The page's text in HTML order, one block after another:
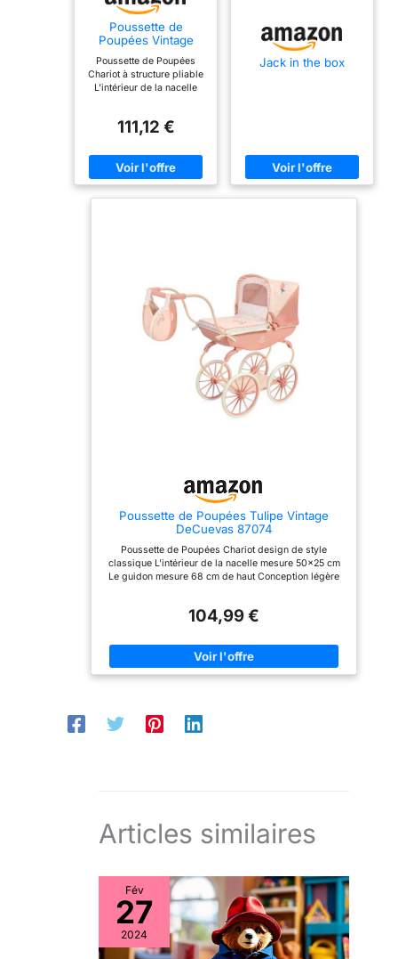
vintage : adoptez
la nostalgie avec
étiquette de
poignet et le logo
Midge classique
touche de
charme rétro à
votre collection.
Complément de
collection parfait :
que vous soyez
un fan de longue
date ou un
nouveau
Midge est le
complément idéal
à toute
collection,
célébrant
l'héritage durable
personnage
bien-aimé.
Poussette de
Poupées Vintage
Toys 80044,
80x42x81 cm
Poussette de Poupées
Chariot à structure pliable
L'intérieur de la nacelle
guidon mesure 81 cm de
111,12 €
Jack in the box
Poussette de Poupées Tulipe Vintage
DeCuevas 87074
Poussette de Poupées Chariot design de style
classique L'intérieur de la nacelle mesure 50x25 cm
Le guidon mesure 68 cm de haut Conception légère
104,99 €
Articles similaires
Fév
27
2024